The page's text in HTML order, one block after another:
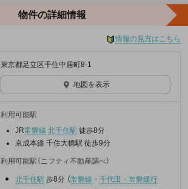
物件の詳細情報
情報の見方はこちら
東京都足立区千住中居町8-1
地図を表示
利用可能駅
JR常磐線 北千住駅 徒歩8分
京成本線 千住大橋駅 徒歩9分
利用可能駅（ニフティ不動産調べ）
北千住駅 歩8分 （常磐線 ・ 千代田・常磐緩行